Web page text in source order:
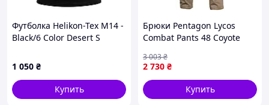
Футболка Helikon-Tex M14 -
Black/6 Color Desert S
1 050 ₴
Купить
Брюки Pentagon Lycos
Combat Pants 48 Coyote
2 730 ₴
3 003₴
Купить